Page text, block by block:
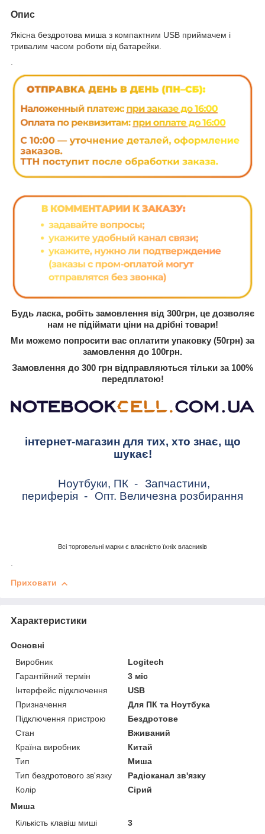
Опис
Якісна бездротова миша з компактним USB приймачем і
тривалим часом роботи від батарейки.
Будь ласка, робіть замовлення від 300грн, це дозволяє
нам не підіймати ціни на дрібні товари!
Ми можемо попросити вас оплатити упаковку (50грн) за
замовлення до 100грн.
Замовлення до 300 грн відправляються тільки за 100%
передплатою!
інтернет-магазин для тих, хто знає, що
шукає!
Ноутбуки, ПК - Запчастини,
периферія - Опт. Величезна розбирання
Всі торговельні марки є власністю їхніх власників
.
Приховати
Характеристики
Основні
Виробник
Logitech
Гарантійний термін
3 міс
Інтерфейс підключення
USB
Призначення
Для ПК та Ноутбука
Підключення пристрою
Бездротове
Стан
Вживаний
Країна виробник
Китай
Тип
Миша
Тип бездротового зв'язку
Радіоканал зв'язку
Колір
Сірий
Миша
Кількість клавіш миші
3